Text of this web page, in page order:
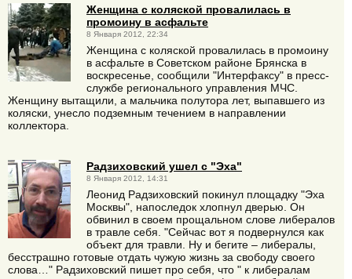
Женщина с коляской провалилась в
промоину в асфальте
8 Января 2012, 22:34
Женщина с коляской провалилась в промоину
в асфальте в Советском районе Брянска в
воскресенье, сообщили "Интерфаксу" в пресс-
службе регионального управления МЧС.
Женщину вытащили, а мальчика полутора лет, выпавшего из
коляски, унесло подземным течением в направлении
коллектора.
Радзиховский ушел с "Эха"
8 Января 2012, 14:31
Леонид Радзиховский покинул площадку "Эха
Москвы", напоследок хлопнул дверью. Он
обвинил в своем прощальном слове либералов
в травле себя. "Сейчас вот я подвернулся как
объект для травли. Ну и бегите – либералы,
бесстрашно готовые отдать чужую жизнь за свободу своего
слова…" Радзиховский пишет про себя, что " к либералам